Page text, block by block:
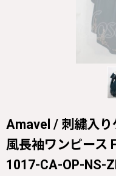
Amavel / 刺繍入り
風長袖ワンピース
1017-CA-OP-NS-